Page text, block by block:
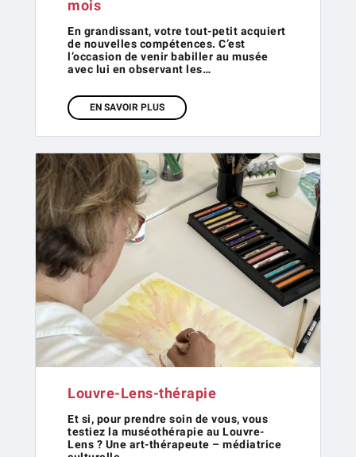
mois
En grandissant, votre tout-petit acquiert
de nouvelles compétences. C’est
l’occasion de venir babiller au musée
avec lui en observant les…
EN SAVOIR PLUS
Louvre-Lens-thérapie
Et si, pour prendre soin de vous, vous
testiez la muséothérapie au Louvre-
Lens ? Une art-thérapeute – médiatrice